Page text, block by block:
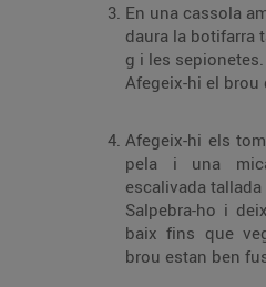
En una cassola
daura la botifarra
g i les sepionetes.
Afegeix-hi el brou
Afegeix-hi els
pela i una
escalivada
Salpebra-ho i
baix fins que
brou estan ben